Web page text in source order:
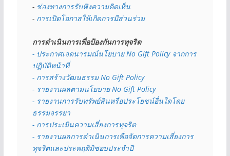
- ช่องทางการรับฟังความคิดเห็น
- การเปิดโอกาสให้เกิดการมีส่วนร่วม
การดำเนินการเพื่อป้องกันการทุจริต
- ประกาศเจตนารมณ์นโยบาย No Gift Policy จากการ
ปฏิบัติหน้าที่
- การสร้างวัฒนธรรม No Gift Policy
- รายงานผลตามนโยบาย No Gift Policy
- รายงานการรับทรัพย์สินหรือประโยชน์อื่นใดโดย
ธรรมจรรยา
- การประเมินความเสี่ยงการทุจริต
- รายงานผลการดำเนินการเพื่อจัดการความเสี่ยงการ
ทุจริตและประพฤติมิชอบประจำปี